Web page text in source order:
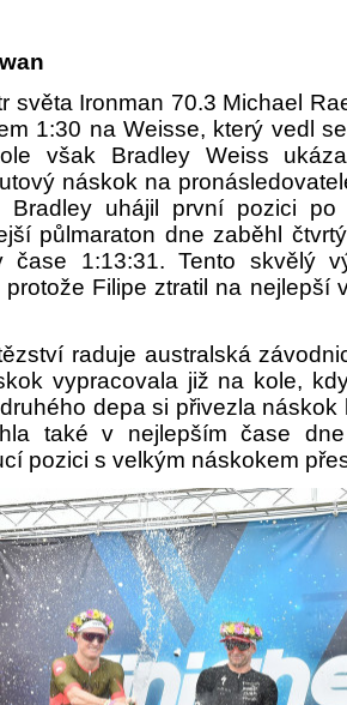
světa Ironman 70.3 Michael
1:30 na Weisse, který vedl
však Bradley Weiss
náskok na
Bradley uhájil první pozici
půlmaraton dne zaběhl
čase 1:13:31. Tento skvělý
Filipe ztratil na nejlepší
raduje australská
vypracovala již na kole,
depa si přivezla náskok
také v nejlepším čase
pozici s velkým náskokem